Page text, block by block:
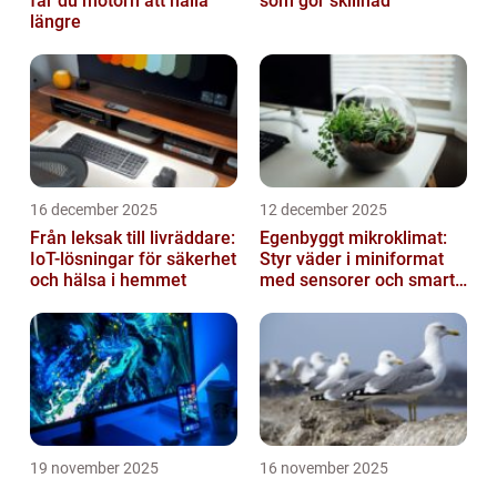
längre
16 december 2025
Från leksak till livräddare:
IoT-lösningar för säkerhet
och hälsa i hemmet
12 december 2025
Egenbyggt mikroklimat:
Styr väder i miniformat
med sensorer och smarta
19 november 2025 16 november 2025